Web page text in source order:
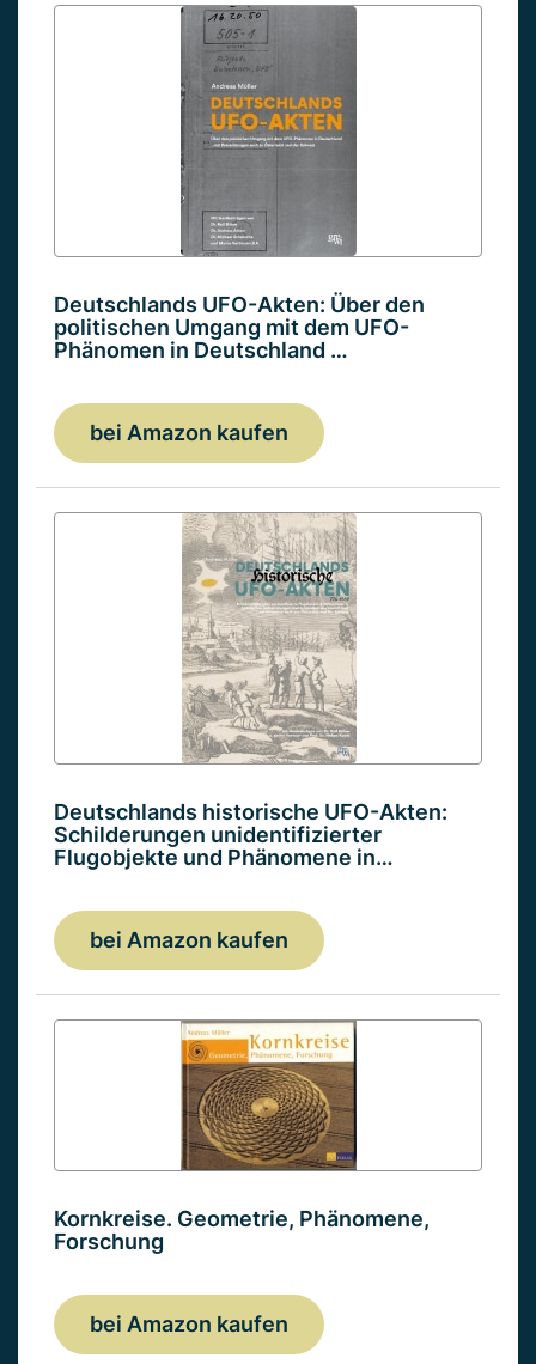
Deutschlands UFO-Akten: Über den
politischen Umgang mit dem UFO-
Phänomen in Deutschland …
bei Amazon kaufen
Deutschlands historische UFO-Akten:
Schilderungen unidentifizierter
Flugobjekte und Phänomene in…
bei Amazon kaufen
Kornkreise. Geometrie, Phänomene,
Forschung
bei Amazon kaufen